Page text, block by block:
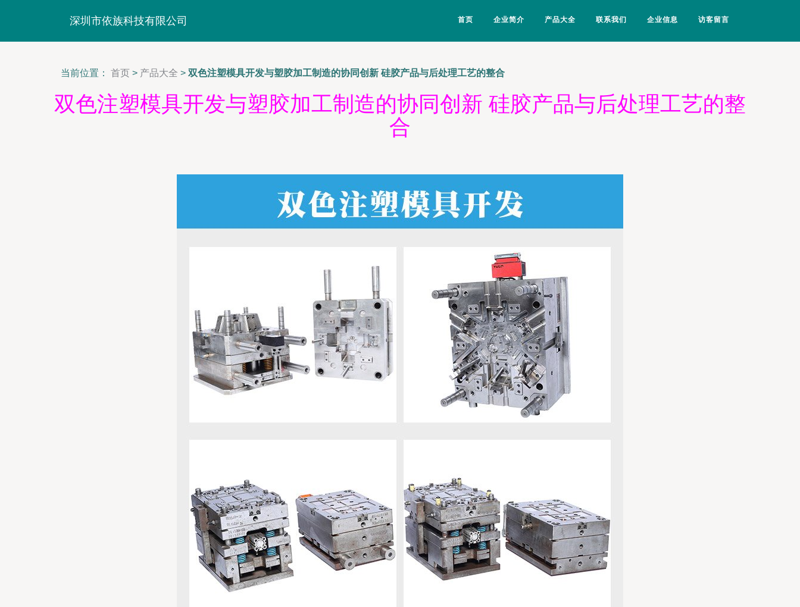
深圳市依族科技有限公司 首页 企业简介 产品大全 联系我们 企业信息 访客留言
当前位置： 首页 > 产品大全 > 双色注塑模具开发与塑胶加工制造的协同创新 硅胶产品与后处理工艺的整合
双色注塑模具开发与塑胶加工制造的协同创新 硅胶产品与后处理工艺的整
合